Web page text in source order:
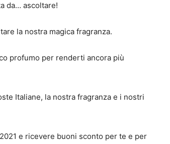
da… ascoltare!
la nostra magica fragranza.
profumo per renderti ancora più
Italiane, la nostra fragranza e i nostri
e ricevere buoni sconto per te e per